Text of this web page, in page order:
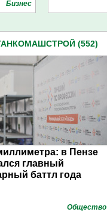
Бизнес
(552)
в Пензе
главный
баттл года
Общество